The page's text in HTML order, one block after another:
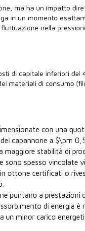
ma ha un impatto
in un momento
nella
di capitale inferiori del
materiali di consumo
con una
capannone a $\pm
stabilità di
sono spesso vincolate
ottone certificati o
puntano a prestazioni
di energia è
minor carico